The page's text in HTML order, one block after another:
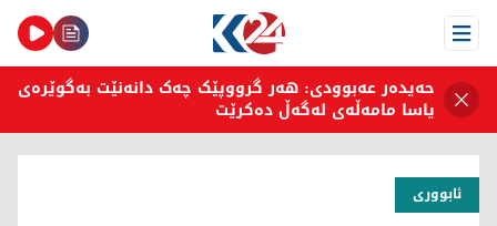
Open Menu
حەیدەر عەبوودی: هەر گرووپێک چەک دانەنێت بەگوێرەی
یاسا مامەڵەی لەگەڵ دەکرێت
ئابووری